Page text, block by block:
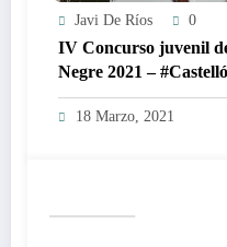
Javi De Ríos 0
IV Concurso juvenil
Negre 2021 –
#valenciano
18 Marzo, 2021